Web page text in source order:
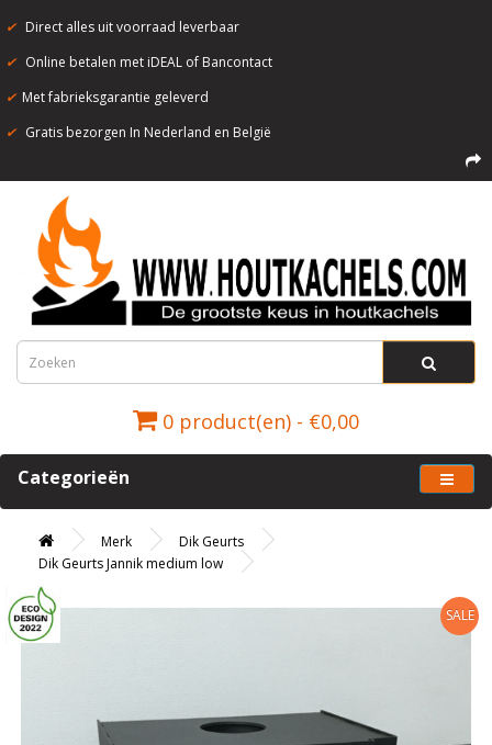
✔ Direct alles uit voorraad leverbaar
✔ Online betalen met iDEAL of Bancontact
✔ Met fabrieksgarantie geleverd
✔ Gratis bezorgen In Nederland en België
0 product(en) - €0,00
Categorieën
Merk
Dik Geurts
Dik Geurts Jannik medium low
SALE